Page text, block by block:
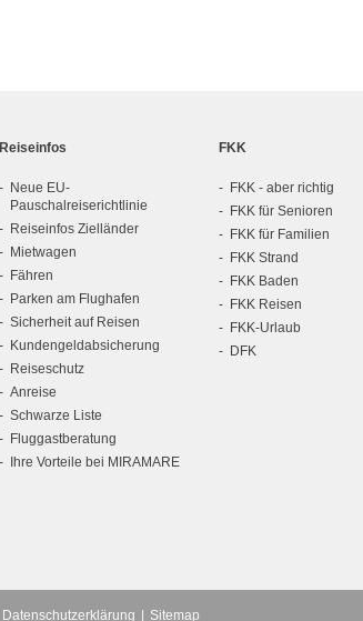
Reiseinfos
Neue EU-
Pauschalreiserichtlinie
Reiseinfos Zielländer
Mietwagen
Fähren
Parken am Flughafen
Sicherheit auf Reisen
Kundengeldabsicherung
Reiseschutz
Anreise
Schwarze Liste
Fluggastberatung
Ihre Vorteile bei MIRAMARE
FKK
FKK - aber richtig
FKK für Senioren
FKK für Familien
FKK Strand
FKK Baden
FKK Reisen
FKK-Urlaub
DFK
Datenschutzerklärung Sitemap